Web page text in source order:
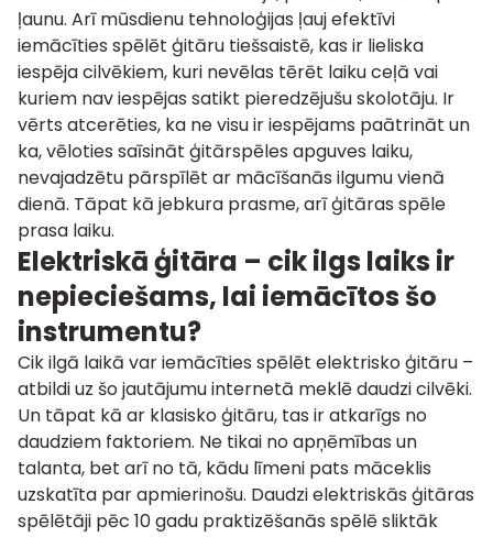
ļaunu. Arī mūsdienu tehnoloģijas ļauj efektīvi
iemācīties spēlēt ģitāru tiešsaistē, kas ir lieliska
iespēja cilvēkiem, kuri nevēlas tērēt laiku ceļā vai
kuriem nav iespējas satikt pieredzējušu skolotāju. Ir
vērts atcerēties, ka ne visu ir iespējams paātrināt un
ka, vēloties saīsināt ģitārspēles apguves laiku,
nevajadzētu pārspīlēt ar mācīšanās ilgumu vienā
dienā. Tāpat kā jebkura prasme, arī ģitāras spēle
prasa laiku.
Elektriskā ģitāra – cik ilgs laiks ir
nepieciešams, lai iemācītos šo
instrumentu?
Cik ilgā laikā var iemācīties spēlēt elektrisko ģitāru –
atbildi uz šo jautājumu internetā meklē daudzi cilvēki.
Un tāpat kā ar klasisko ģitāru, tas ir atkarīgs no
daudziem faktoriem. Ne tikai no apņēmības un
talanta, bet arī no tā, kādu līmeni pats māceklis
uzskatīta par apmierinošu. Daudzi elektriskās ģitāras
spēlētāji pēc 10 gadu praktizēšanās spēlē sliktāk